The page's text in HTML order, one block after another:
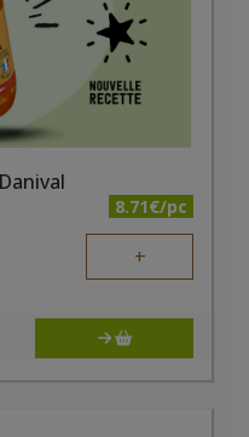
8.71€/pc
+